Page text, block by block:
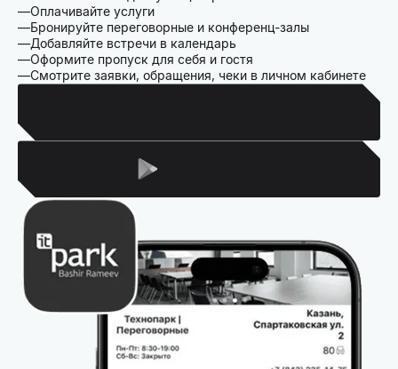
Оплачивайте услуги
Бронируйте переговорные и конференц-залы
Добавляйте встречи в календарь
Оформите пропуск для себя и гостя
Смотрите заявки, обращения, чеки в личном кабинете